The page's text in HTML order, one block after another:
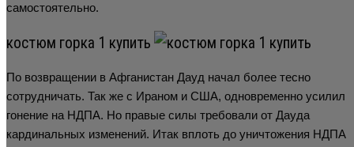
самостоятельно.
костюм горка 1 купить
По возвращении в Афганистан Дауд начал более тесно
сотрудничать. Так же с Ираном и США, одновременно усилил
гонение на НДПА. Но правые силы требовали от Дауда
кардинальных изменений. Итак вплоть до уничтожения НДПА